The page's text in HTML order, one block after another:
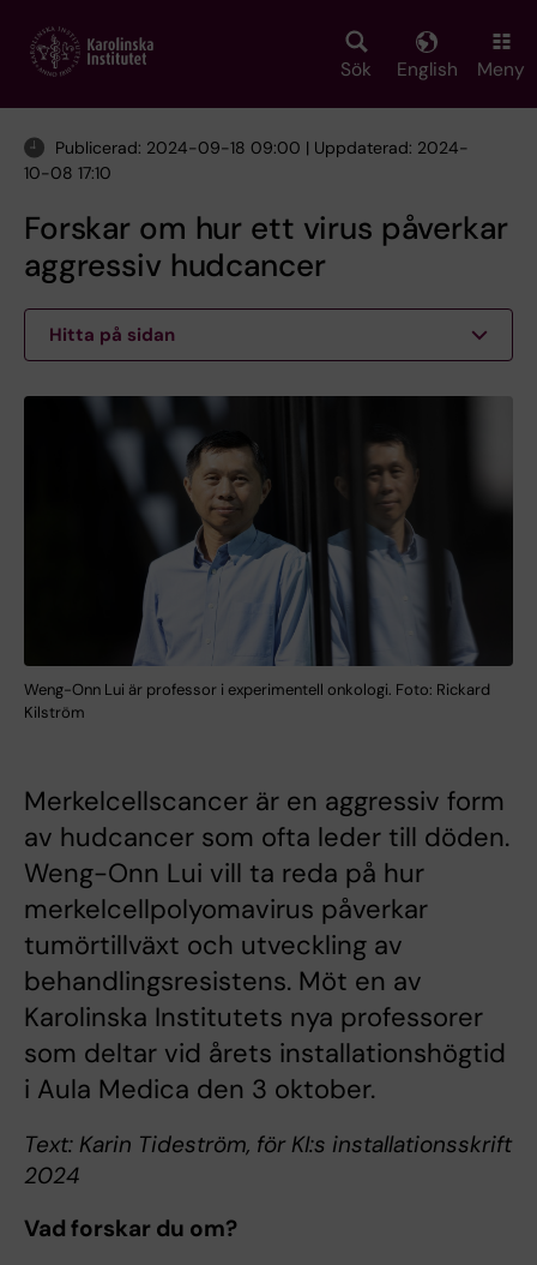
main
Sök English Meny
Publicerad: 2024-09-18 09:00 | Uppdaterad: 2024-
10-08 17:10
Forskar om hur ett virus påverkar
aggressiv hudcancer
Hitta på sidan
Weng-Onn Lui är professor i experimentell onkologi. Foto: Rickard
Kilström
Merkelcellscancer är en aggressiv form
av hudcancer som ofta leder till döden.
Weng-Onn Lui vill ta reda på hur
merkelcellpolyomavirus påverkar
tumörtillväxt och utveckling av
behandlingsresistens. Möt en av
Karolinska Institutets nya professorer
som deltar vid årets installationshögtid
i Aula Medica den 3 oktober.
Text: Karin Tideström, för KI:s installationsskrift
2024
Vad forskar du om?